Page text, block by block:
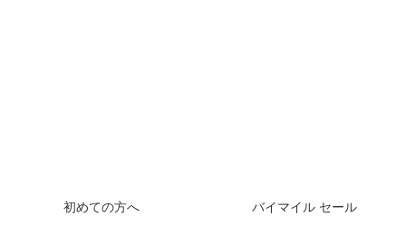
初めての方へ バイマイル セール